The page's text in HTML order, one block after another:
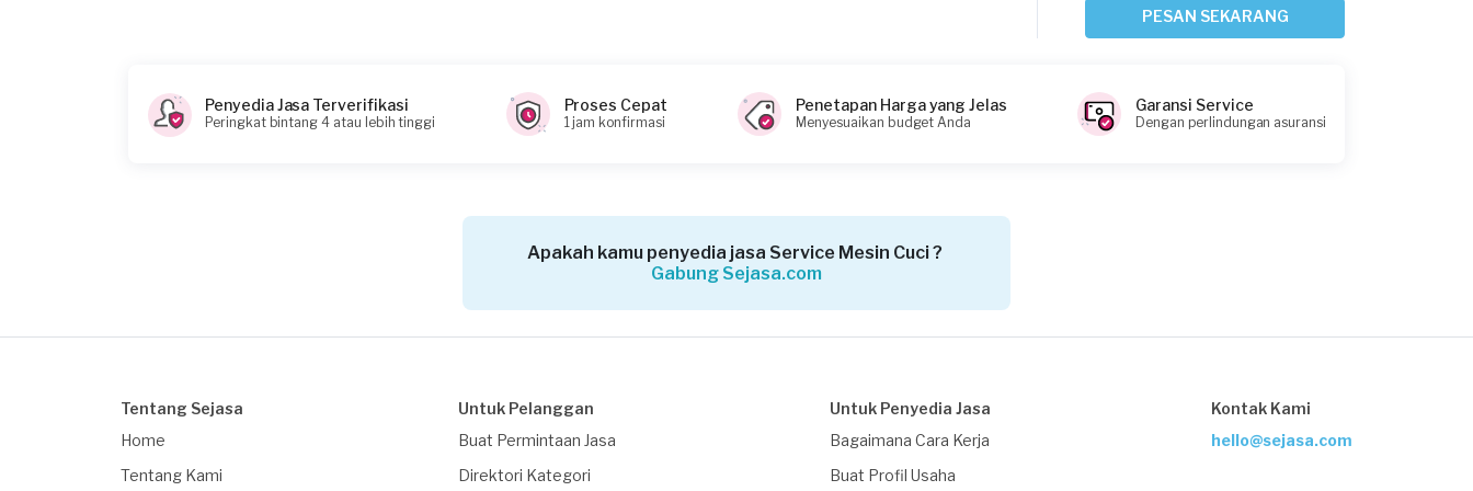
Sekitar 10 jam yang lalu
Sekitar 10 jam yang lalu
Mesin Cuci
Depok, Jawa Barat
PESAN SEKARANG
Penyedia Jasa Terverifikasi
Peringkat bintang 4 atau lebih tinggi
Proses Cepat
1 jam konfirmasi
Penetapan Harga yang Jelas
Menyesuaikan budget Anda
Garansi Service
Dengan perlindungan asuransi
Apakah kamu penyedia jasa Service Mesin Cuci ?
Gabung Sejasa.com
Tentang Sejasa
Home
Tentang Kami
Untuk Pelanggan
Buat Permintaan Jasa
Direktori Kategori
Untuk Penyedia Jasa
Bagaimana Cara Kerja
Buat Profil Usaha
Kontak Kami
hello@sejasa.com